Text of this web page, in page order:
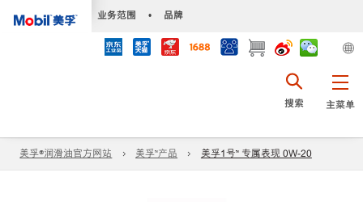
业务范围 • 品牌
主菜单
搜索
美孚®润滑油官方网站 美孚™产品 美孚1号™ 专属表现 0W-20